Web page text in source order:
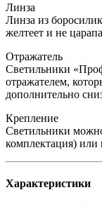
Линза
Линза из
желтеет и не
Отражатель
Светильники
отражателем,
дополнительно
Крепление
Светильники
комплектация)
Характеристики